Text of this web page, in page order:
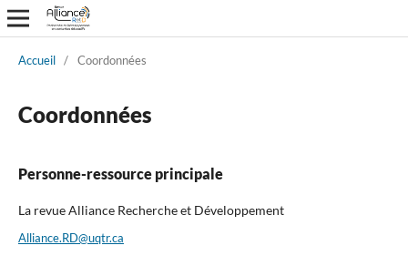
Accueil / Coordonnées
Coordonnées
Personne-ressource principale
La revue Alliance Recherche et Développement
Alliance.RD@uqtr.ca